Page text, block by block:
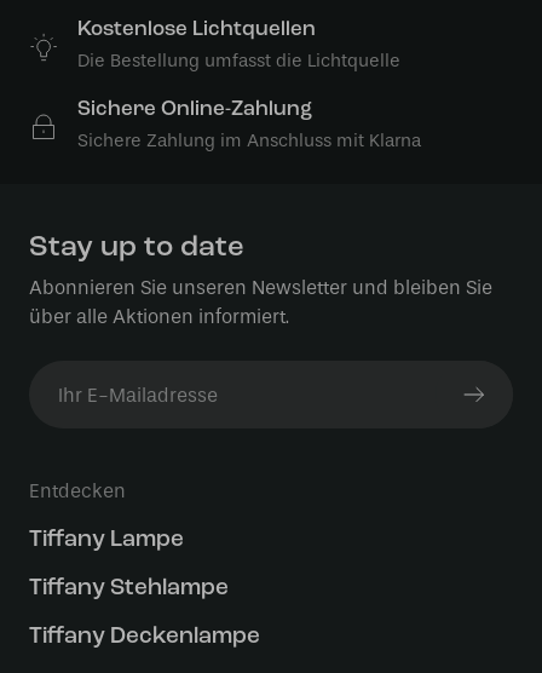
Kostenlose Lichtquellen
Die Bestellung umfasst die Lichtquelle
Sichere Online-Zahlung
Sichere Zahlung im Anschluss mit Klarna
Stay up to date
Abonnieren Sie unseren Newsletter und bleiben Sie
über alle Aktionen informiert.
Entdecken
Tiffany Lampe
Tiffany Stehlampe
Tiffany Deckenlampe